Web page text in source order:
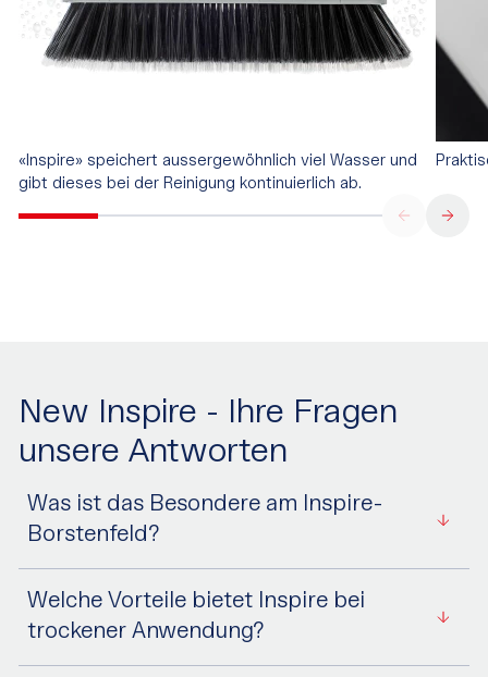
«Inspire» speichert aussergewöhnlich viel Wasser und
gibt dieses bei der Reinigung kontinuierlich ab.
New Inspire - Ihre Fragen
unsere Antworten
Was ist das Besondere am Inspire-
Borstenfeld?
Welche Vorteile bietet Inspire bei
trockener Anwendung?